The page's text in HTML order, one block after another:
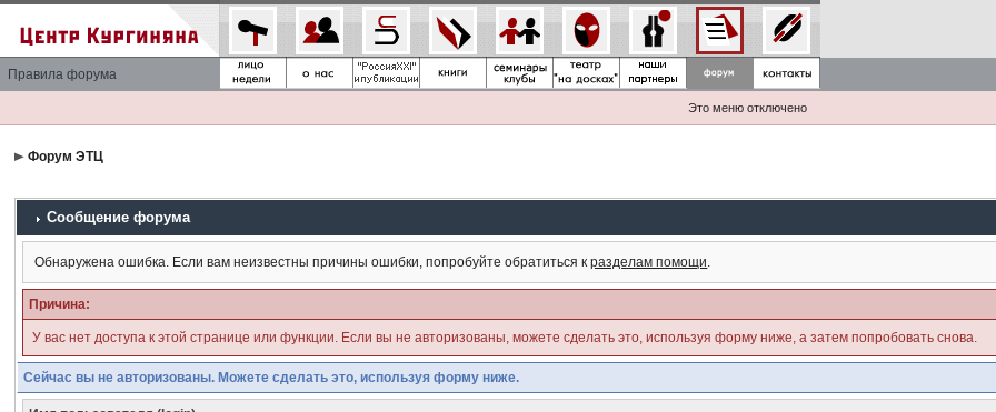
Правила форума
Это меню отключено
Форум ЭТЦ
Сообщение форума
Обнаружена ошибка. Если вам неизвестны причины ошибки, попробуйте обратиться кразделам помощи.
Причина:
У вас нет доступа к этой странице или функции. Если вы не авторизованы, можете сделать это, используя форму ниже, а затем попробовать снова.
Сейчас вы не авторизованы. Можете сделать это, используя форму ниже.